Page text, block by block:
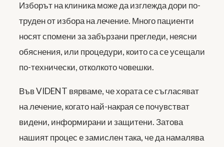
Изборът на клиника може да изглежда дори по-
труден от избора на лечение. Много пациенти
носят спомени за забързани прегледи, неясни
обяснения, или процедури, които са се усещали
по-технически, отколкото човешки.
Във VIDENT вярваме, че хората се съгласяват
на лечение, когато най-накрая се почувстват
видени, информирани и защитени. Затова
нашият процес е замислен така, че да намалява